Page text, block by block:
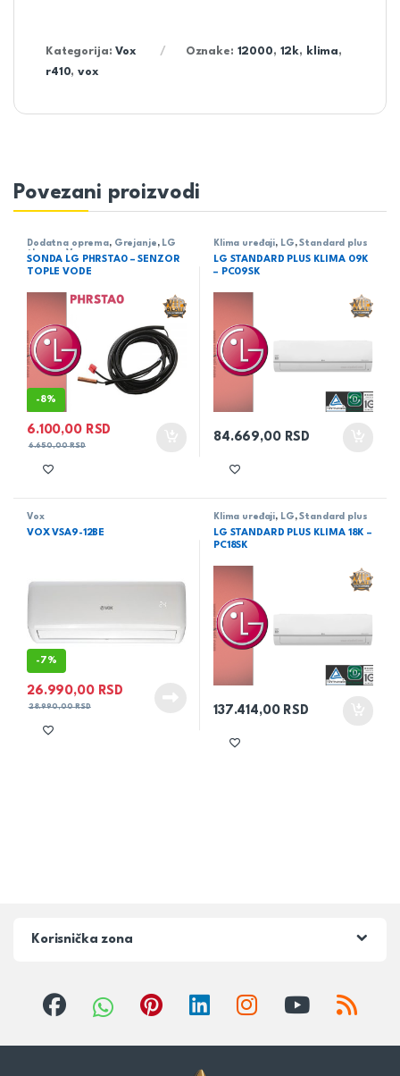
Kategorija:Vox Oznake: 12000, 12k, klima,
r410,vox
Povezani proizvodi
Dodatna oprema, Grejanje , LG
therma V
SONDA LG PHRSTA0 – SENZOR
TOPLE VODE
-8%
6.100,00 RSD
6.650,00RSD
Klima uređaji, LG ,Standard plus
LG STANDARD PLUS KLIMA 09K
– PC09SK
84.669,00 RSD
Vox
VOX VSA9-12BE
-7%
26.990,00 RSD
28.990,00RSD
Klima uređaji, LG ,Standard plus
LG STANDARD PLUS KLIMA 18K –
PC18SK
137.414,00 RSD
Korisnička zona